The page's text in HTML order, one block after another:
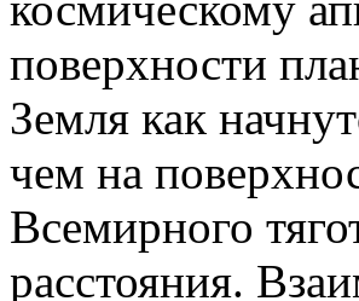
поверхности
Земля как
чем на
Всемирного
расстояния.